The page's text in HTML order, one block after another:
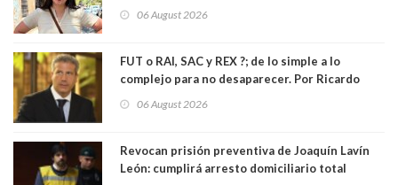
06 August 2026
FUT o RAI, SAC y REX ?; de lo simple a lo
complejo para no desaparecer. Por Ricardo
06 August 2026
Revocan prisión preventiva de Joaquín Lavín
León: cumplirá arresto domiciliario total